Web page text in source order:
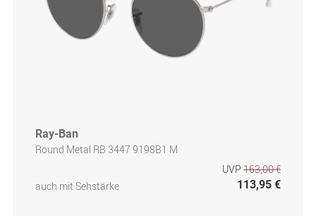
Ray-Ban
Round Metal RB 3447 9198B1 M
auch mit Sehstärke
UVP 163,00 €
113,95 €